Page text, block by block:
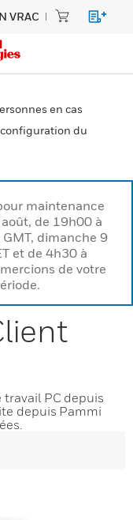
VRAC
en cas
du
maintenance
de 19h00 à
dimanche 9
et de 4h30 à
de votre
PC depuis
depuis Pammi